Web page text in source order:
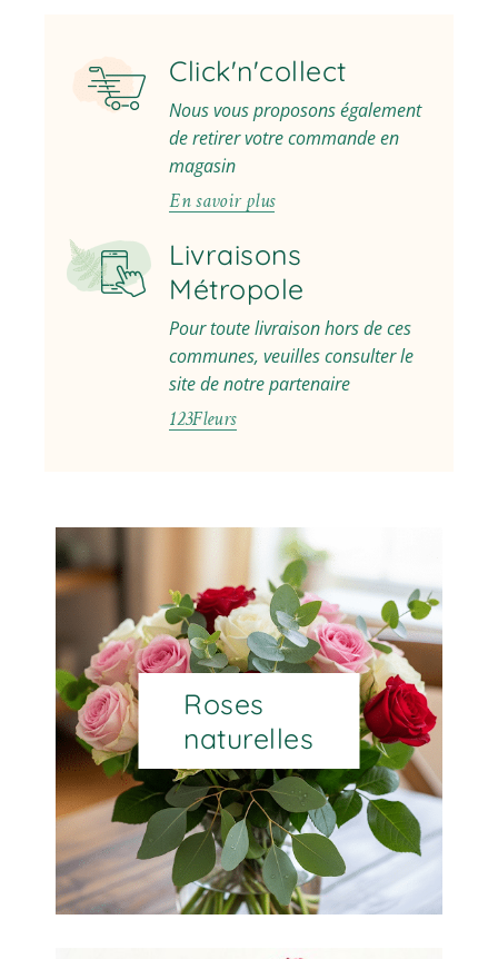
Click'n'collect
Nous vous proposons également
de retirer votre commande en
magasin
En savoir plus
Livraisons
Métropole
Pour toute livraison hors de ces
communes, veuilles consulter le
site de notre partenaire
123Fleurs
Roses
naturelles